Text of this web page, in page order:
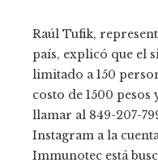
Raúl Tufik,
país, explicó que el
limitado a 150
costo de 1500
llamar al 849-207-
Instagram a la
Immunotec está